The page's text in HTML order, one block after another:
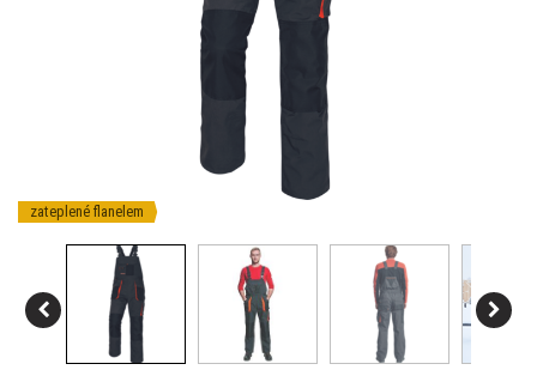
zateplené flanelem